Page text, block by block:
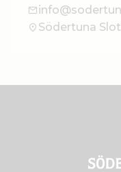
Södertuna